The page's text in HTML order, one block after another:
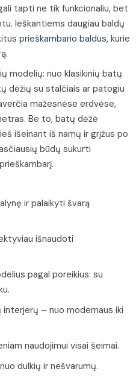
tapti ne tik funkcionaliu, bet
Ieškantiems daugiau baldų
prieškambario baldus, kurie
modelių: nuo klasikinių batų
dėžių su stalčiais ar patogiu
mažesnėse erdvėse,
Be to, batų dėžė
išeinant iš namų ir grįžus po
būdų sukurti
ir palaikyti švarą
išnaudoti
pagal poreikius: su
– nuo modernaus iki
naudojimui visai šeimai.
dulkių ir nešvarumų.